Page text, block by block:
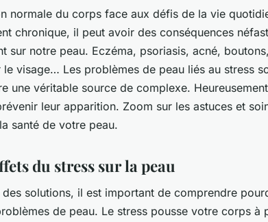
normale du corps face aux défis de la vie
chronique, il peut avoir des conséquences
sur notre peau. Eczéma, psoriasis, acné, boutons,
visage… Les problèmes de peau liés au stress
une véritable source de complexe.
leur apparition. Zoom sur les astuces et
santé de votre peau.
du stress sur la peau
solutions, il est important de comprendre
de peau. Le stress pousse votre corps à